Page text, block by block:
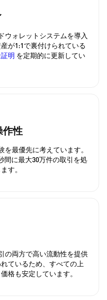
ウォレットシステムを導入
が1:1で裏付けられている
明 を定期的に更新してい
作性
最優先に考えています。
間に最大30万件の取引を処
す。
の両方で高い流動性を提供
ているため、すべての上
格も安定しています。